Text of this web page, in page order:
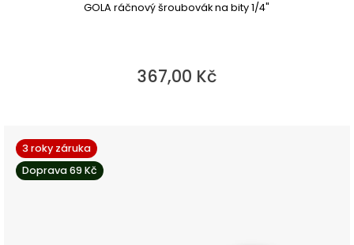
GOLA ráčnový šroubovák na bity 1/4"
367,00 Kč
3 roky záruka
Doprava 69 Kč